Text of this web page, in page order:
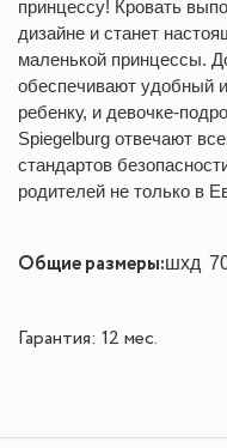
принцессу! Кровать
дизайне и станет
маленькой принцессы.
обеспечивают удобный
ребенку, и девочке-
Spiegelburg отвечают
стандартов
родителей не только в
Общие размеры:шхд
Гарантия: 12 мес.